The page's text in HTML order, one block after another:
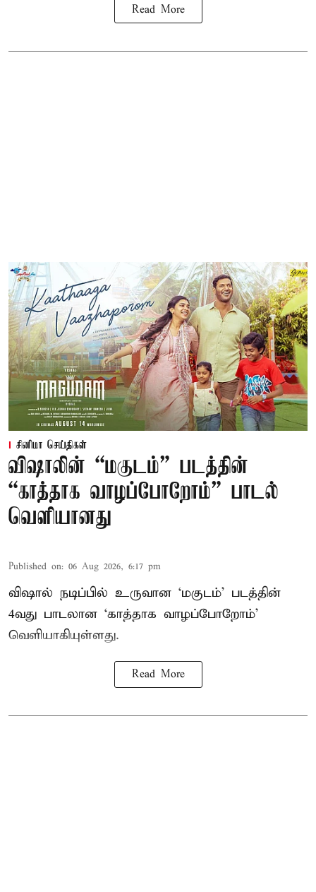
Read More
சினிமா செய்திகள்
விஷாலின் “மகுடம்” படத்தின்
“காத்தாக வாழப்போறோம்” பாடல்
வெளியானது
Published on: 06 Aug 2026, 6:17 pm
விஷால் நடிப்பில் உருவான ‘மகுடம்’ படத்தின்
4வது பாடலான ‘காத்தாக வாழப்போறோம்’
வெளியாகியுள்ளது.
Read More